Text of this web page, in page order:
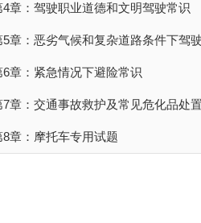
4章：驾驶职业道德和文明驾驶常识
5章：恶劣气候和复杂道路条件下驾
6章：紧急情况下避险常识
7章：交通事故救护及常见危化品处
8章：摩托车专用试题